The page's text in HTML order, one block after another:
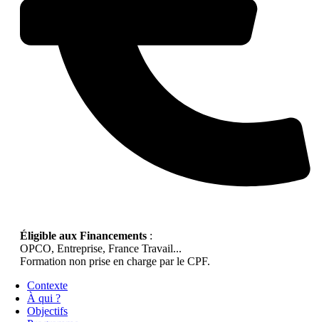
Éligible aux Financements :
OPCO, Entreprise, France Travail...
Formation non prise en charge par le CPF.
Contexte
À qui ?
Objectifs